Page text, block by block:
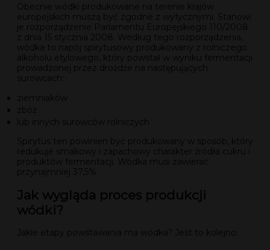
Obecnie wódki produkowane na terenie krajów
europejskich muszą być zgodne z wytycznymi. Stanowi
je rozporządzenie Parlamentu Europejskiego 110/2008
z dnia 15 stycznia 2008. Według tego rozporządzenia,
wódka to napój spirytusowy produkowany z rolniczego
alkoholu etylowego, który powstał w wyniku fermentacji
prowadzonej przez drożdże na następujących
surowcach:
ziemniaków
zbóż
lub innych surowców rolniczych
Spirytus ten powinien być produkowany w sposób, który
redukuje smakowy i zapachowy charakter źródła cukru i
produktów fermentacji. Wódka musi zawierać
przynajmniej 37,5%.
Jak wygląda proces produkcji
wódki?
Jakie etapy powstawania ma wódka? Jest to kolejno: